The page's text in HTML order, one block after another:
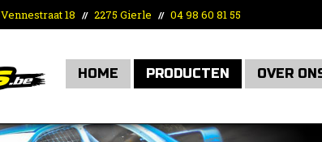
Vennestraat 18 // 2275 Gierle // 04 98 60 81 55
HOME PRODUCTEN OVER